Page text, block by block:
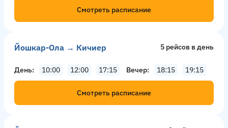
Смотреть расписание
Йошкар-Ола → Кичиер 5 рейсов в день
День 10:00 12:00 17:15 Вечер 18:15 19:15
Смотреть расписание